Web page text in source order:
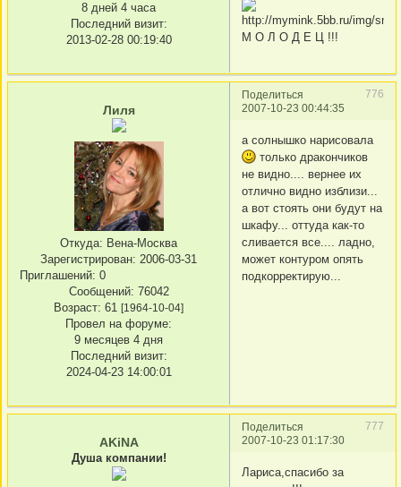
8 дней 4 часа
Последний визит:
2013-02-28 00:19:40
М О Л О Д Е Ц !!!
Поделиться
776
2007-10-23 00:44:35
Лиля
Откуда: Вена-Москва
Зарегистрирован: 2006-03-31
Приглашений: 0
Сообщений: 76042
Возраст: 61 [1964-10-04]
Провел на форуме:
9 месяцев 4 дня
Последний визит:
2024-04-23 14:00:01
а солнышко нарисовала
только дракончиков
не видно.... вернее их
отлично видно изблизи...
а вот стоять они будут на
шкафу... оттуда как-то
сливается все.... ладно,
может контуром опять
подкорректирую...
Поделиться
777
2007-10-23 01:17:30
AKiNA
Душа компании!
Лариса,спасибо за